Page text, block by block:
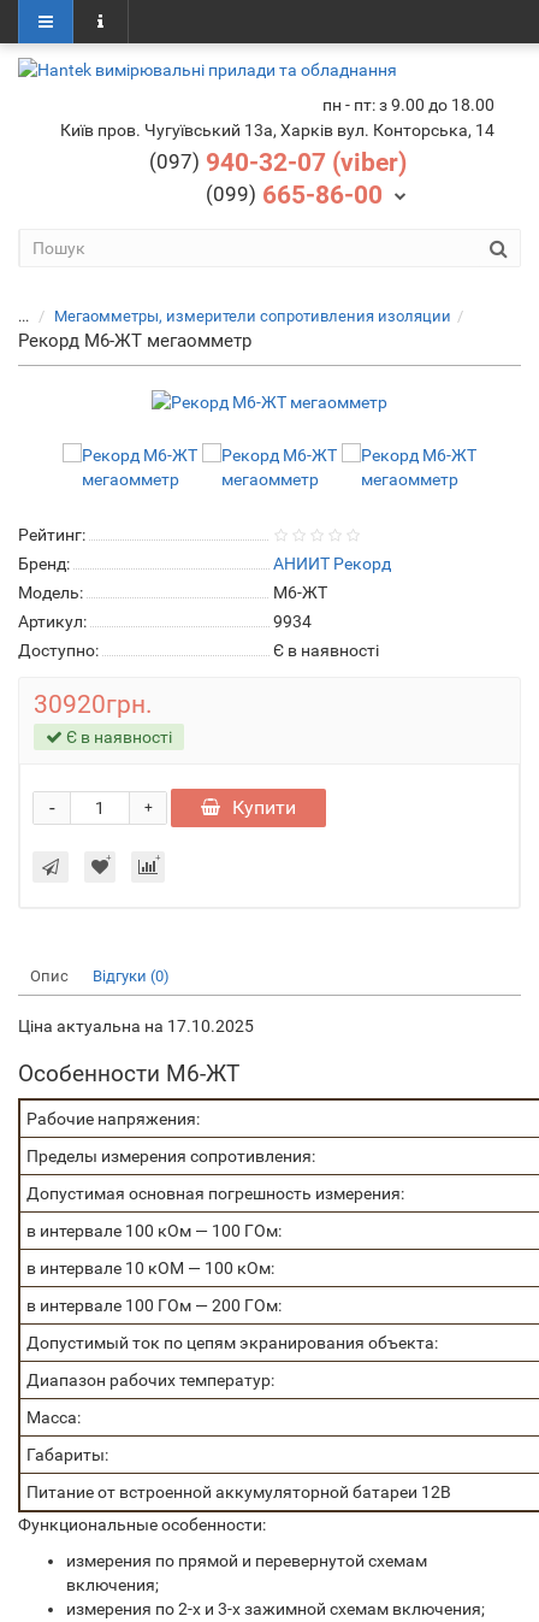
пн - пт: з 9.00 до 18.00
Київ пров. Чугуївський 13а, Харків вул. Конторська, 14
(097) 940-32-07 (viber)
(099) 665-86-00
... Мегаомметры, измерители сопротивления изоляции
Рекорд М6-ЖТ мегаомметр
Рейтинг:
Бренд:
АНИИТ Рекорд
Модель:
М6-ЖТ
Артикул:
9934
Доступно:
Є в наявності
30920грн.
Є в наявності
+
- Купити
Опис Відгуки (0)
Ціна актуальна на 17.10.2025
Особенности М6-ЖТ
Рабочие напряжения:
Пределы измерения сопротивления:
Допустимая основная погрешность измерения:
в интервале 100 кОм — 100 ГОм:
в интервале 10 кОМ — 100 кОм:
в интервале 100 ГОм — 200 ГОм:
Допустимый ток по цепям экранирования объекта:
Диапазон рабочих температур:
Масса:
Габариты:
Питание от встроенной аккумуляторной батареи 12В
Функциональные особенности:
измерения по прямой и перевернутой схемам
включения;
измерения по 2-х и 3-х зажимной схемам включения;